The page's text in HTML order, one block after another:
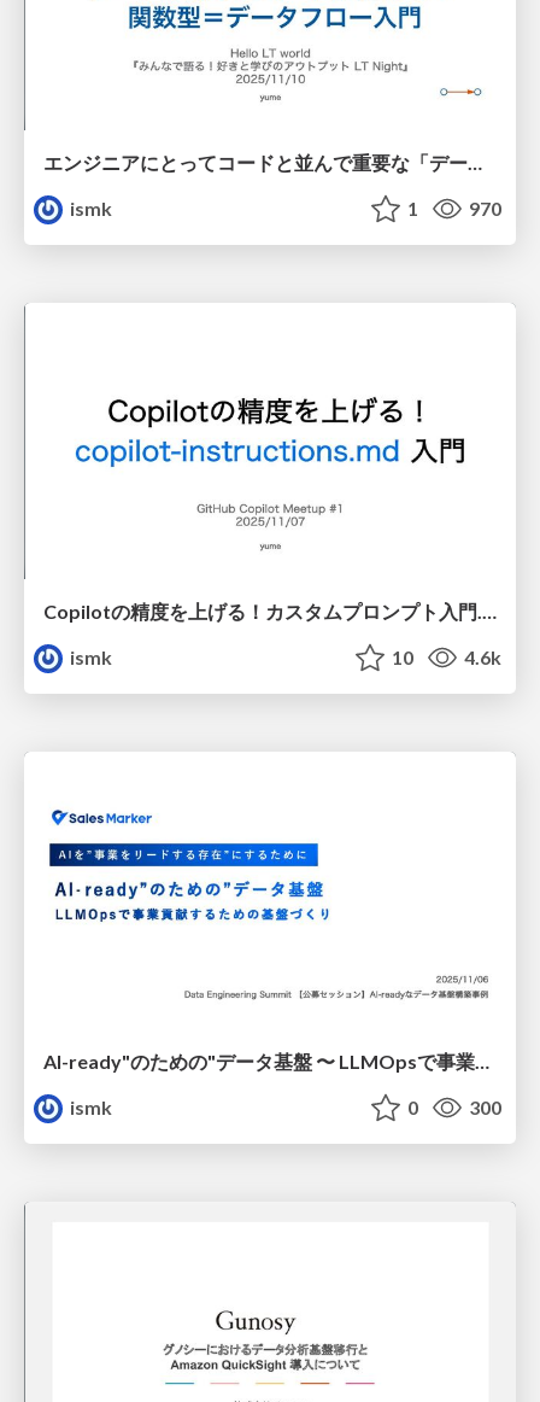
エンジニアにとってコードと並んで重要な「データ」のお話 - データが動くとコードが見える：関数型＝データフロー入門
ismk
1 970
Copilotの精度を上げる！カスタムプロンプト入門.pdf
ismk
10 4.6k
AI-ready"のための"データ基盤 〜 LLMOpsで事業貢献するための基盤づくり
ismk
0 300